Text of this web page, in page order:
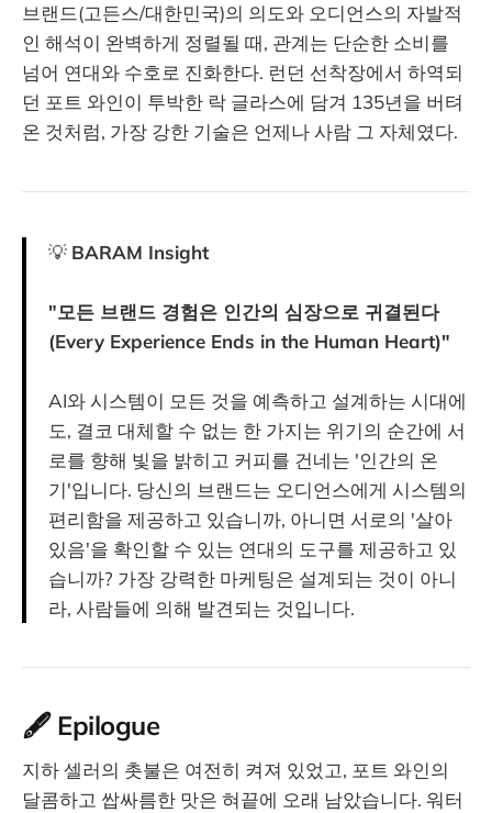
브랜드(고든스/대한민국)의 의도와 오디언스의 자발적
인 해석이 완벽하게 정렬될 때, 관계는 단순한 소비를
넘어 연대와 수호로 진화한다. 런던 선착장에서 하역되
던 포트 와인이 투박한 락 글라스에 담겨 135년을 버텨
온 것처럼, 가장 강한 기술은 언제나 사람 그 자체였다.
💡 BARAM Insight
"모든 브랜드 경험은 인간의 심장으로 귀결된다
(Every Experience Ends in the Human Heart)"
AI와 시스템이 모든 것을 예측하고 설계하는 시대에
도, 결코 대체할 수 없는 한 가지는 위기의 순간에 서
로를 향해 빛을 밝히고 커피를 건네는 '인간의 온
기'입니다. 당신의 브랜드는 오디언스에게 시스템의
편리함을 제공하고 있습니까, 아니면 서로의 '살아
있음'을 확인할 수 있는 연대의 도구를 제공하고 있
습니까? 가장 강력한 마케팅은 설계되는 것이 아니
라, 사람들에 의해 발견되는 것입니다.
🖋️ Epilogue
지하 셀러의 촛불은 여전히 켜져 있었고, 포트 와인의
달콤하고 쌉싸름한 맛은 혀끝에 오래 남았습니다. 워터